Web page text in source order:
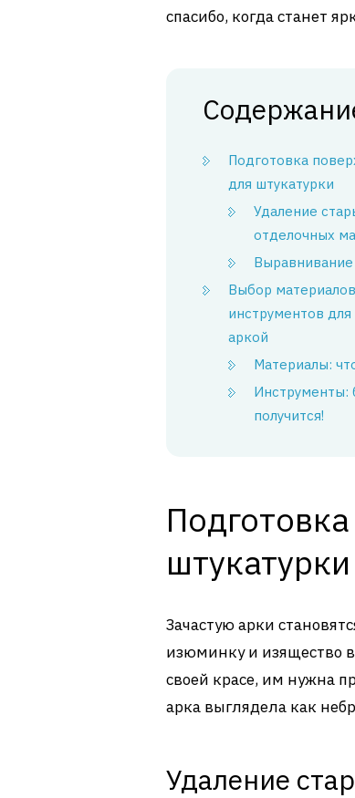
спасибо, когда станет
Подготовка
для штукатурки
Удаление
отделочных
Выбор
инструментов
аркой
Материалы:
Инструменты:
получится!
штукатурки
Зачастую арки
изюминку и изящество
своей красе, им нужна
арка выглядела как
Удаление